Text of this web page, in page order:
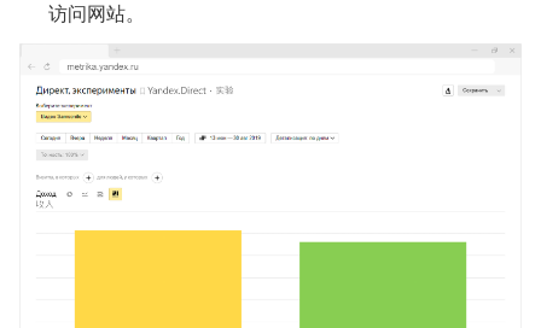
访问网站。